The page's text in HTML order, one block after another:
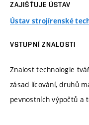
ZAJIŠŤUJE ÚSTAV
Ústav strojírenské
VSTUPNÍ ZNALOSTI
Znalost technologie
zásad lícování, druhů
pevnostních výpočtů a